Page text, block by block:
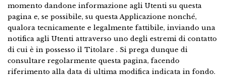
momento dandone informazione agli Utenti su questa
pagina e, se possibile, su questa Applicazione nonché,
qualora tecnicamente e legalmente fattibile, inviando una
notifica agli Utenti attraverso uno degli estremi di contatto
di cui è in possesso il Titolare . Si prega dunque di
consultare regolarmente questa pagina, facendo
riferimento alla data di ultima modifica indicata in fondo.